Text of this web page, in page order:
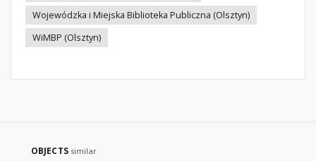
Wojewódzka i Miejska Biblioteka Publiczna (Olsztyn)
WiMBP (Olsztyn)
OBJECTS similar